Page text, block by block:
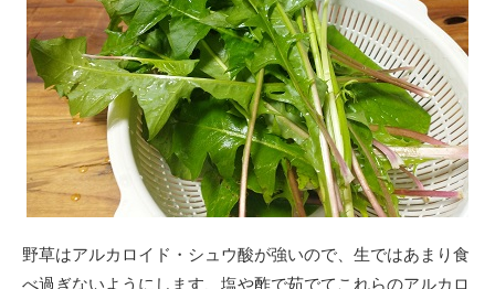
野草はアルカロイド・シュウ酸が強いので、生ではあまり食
べ過ぎないようにします、塩や酢で茹でてこれらのアルカロ